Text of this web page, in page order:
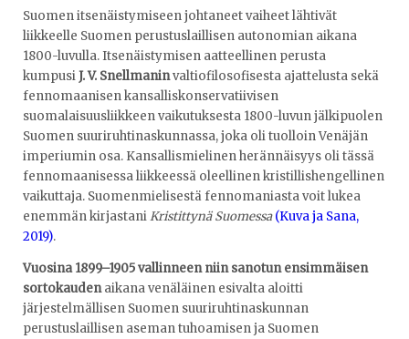
Suomen itsenäistymiseen johtaneet vaiheet lähtivät
liikkeelle Suomen perustuslaillisen autonomian aikana
1800-luvulla. Itsenäistymisen aatteellinen perusta
kumpusiJ. V. Snellmaninvaltiofilosofisesta ajattelusta sekä
fennomaanisen kansalliskonservatiivisen
suomalaisuusliikkeen vaikutuksesta 1800-luvun jälkipuolen
Suomen suuriruhtinaskunnassa, joka oli tuolloin Venäjän
imperiumin osa. Kansallismielinen herännäisyys oli tässä
fennomaanisessa liikkeessä oleellinen kristillishengellinen
vaikuttaja. Suomenmielisestä fennomaniasta voit lukea
enemmän kirjastaniKristittynä Suomessa (Kuva ja Sana,
2019).
Vuosina 1899–1905 vallinneen niin sanotun ensimmäisen
sortokaudenaikana venäläinen esivalta aloitti
järjestelmällisen Suomen suuriruhtinaskunnan
perustuslaillisen aseman tuhoamisen ja Suomen